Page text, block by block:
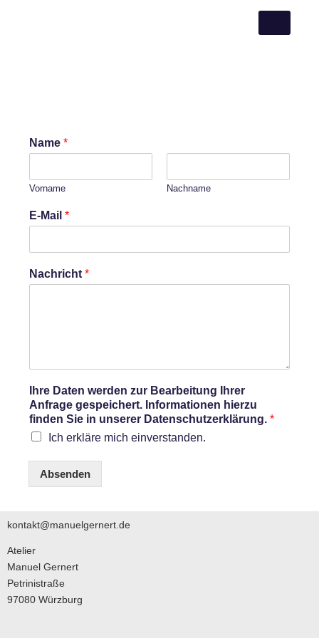
Name *
Vorname Nachname
E-Mail *
Nachricht *
Ihre Daten werden zur Bearbeitung Ihrer
Anfrage gespeichert. Informationen hierzu
finden Sie in unserer Datenschutzerklärung. *
Ich erkläre mich einverstanden.
Absenden
kontakt@manuelgernert.de
Atelier
Manuel Gernert
Petrinistraße
97080 Würzburg